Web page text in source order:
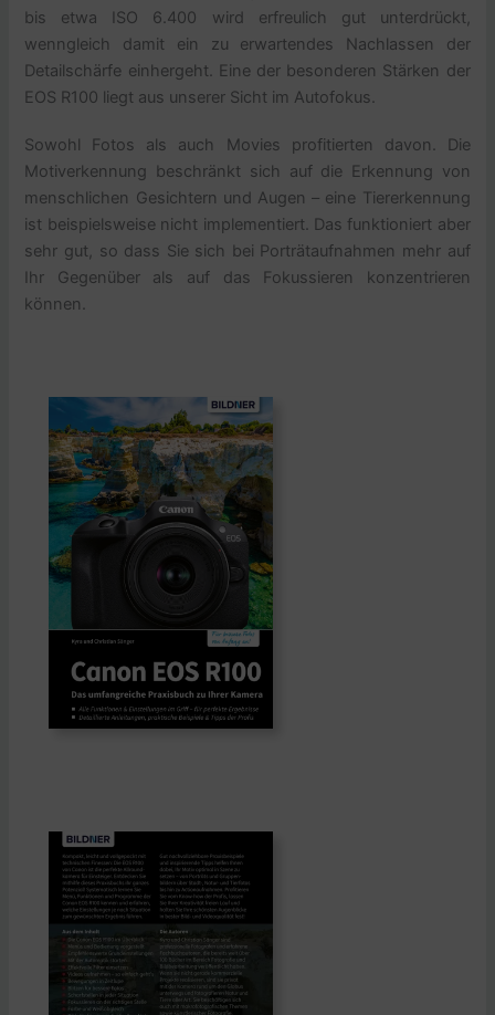
bis etwa ISO 6.400 wird erfreulich gut unterdrückt,
wenngleich damit ein zu erwartendes Nachlassen der
Detailschärfe einhergeht. Eine der besonderen Stärken der
EOS R100 liegt aus unserer Sicht im Autofokus.
Sowohl Fotos als auch Movies profitierten davon. Die
Motiverkennung beschränkt sich auf die Erkennung von
menschlichen Gesichtern und Augen – eine Tiererkennung
ist beispielsweise nicht implementiert. Das funktioniert aber
sehr gut, so dass Sie sich bei Porträtaufnahmen mehr auf
Ihr Gegenüber als auf das Fokussieren konzentrieren
können.